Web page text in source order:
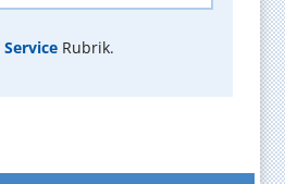
ServiceRubrik.